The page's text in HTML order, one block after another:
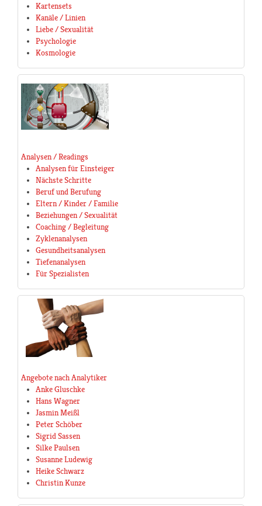
Kartensets
Kanäle / Linien
Liebe / Sexualität
Psychologie
Kosmologie
Analysen / Readings
Analysen für Einsteiger
Nächste Schritte
Beruf und Berufung
Eltern / Kinder / Familie
Beziehungen / Sexualität
Coaching / Begleitung
Zyklenanalysen
Gesundheitsanalysen
Tiefenanalysen
Für Spezialisten
Angebote nach Analytiker
Anke Gluschke
Hans Wagner
Jasmin Meißl
Peter Schöber
Sigrid Sassen
Silke Paulsen
Susanne Ludewig
Heike Schwarz
Christin Kunze